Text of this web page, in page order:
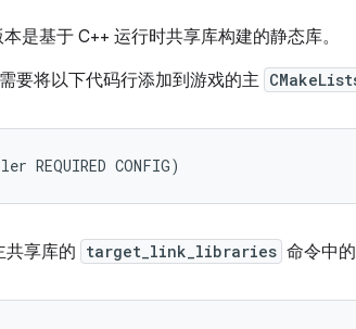
是基于 C++ 运行时共享库构建的静态库。
要将以下代码行添加到游戏的主
REQUIRED CONFIG)
共享库的 target_link_libraries 命令中